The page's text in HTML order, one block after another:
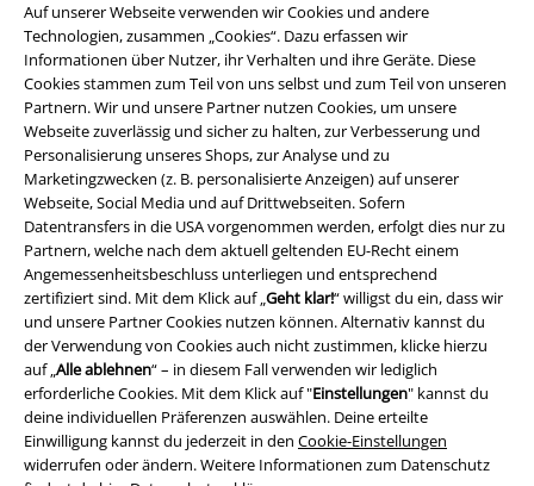
Auf unserer Webseite verwenden wir Cookies und andere
Technologien, zusammen „Cookies“. Dazu erfassen wir
Informationen über Nutzer, ihr Verhalten und ihre Geräte. Diese
Cookies stammen zum Teil von uns selbst und zum Teil von unseren
Partnern. Wir und unsere Partner nutzen Cookies, um unsere
Webseite zuverlässig und sicher zu halten, zur Verbesserung und
Personalisierung unseres Shops, zur Analyse und zu
Marketingzwecken (z. B. personalisierte Anzeigen) auf unserer
Webseite, Social Media und auf Drittwebseiten. Sofern
Datentransfers in die USA vorgenommen werden, erfolgt dies nur zu
Partnern, welche nach dem aktuell geltenden EU-Recht einem
Angemessenheitsbeschluss unterliegen und entsprechend
zertifiziert sind. Mit dem Klick auf „Geht klar!“ willigst du ein, dass wir
und unsere Partner Cookies nutzen können. Alternativ kannst du
der Verwendung von Cookies auch nicht zustimmen, klicke hierzu
auf „Alle ablehnen“ – in diesem Fall verwenden wir lediglich
erforderliche Cookies. Mit dem Klick auf "Einstellungen" kannst du
deine individuellen Präferenzen auswählen. Deine erteilte
Einwilligung kannst du jederzeit in den Cookie-Einstellungen
widerrufen oder ändern. Weitere Informationen zum Datenschutz
Rechtliches
AGB
Impressum
Datenschutz
Entsorgung und Umweltschutz
Konformitätserklärung
Information zur Barrierefreiheit
Cookie-Einstellungen